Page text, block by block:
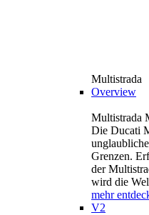
Multistrada
Overview
Multistrada
Die Ducati
Grenzen.
der
wird die
mehr
V2